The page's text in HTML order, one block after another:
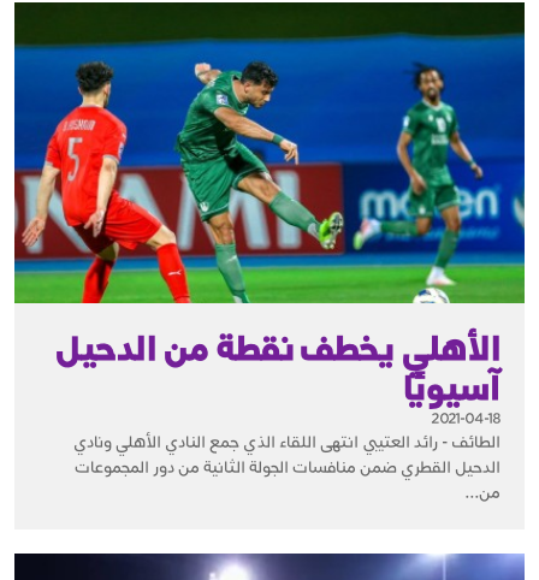
الأهلي يخطف نقطة من الدحيل
آسيويًا
2021-04-18
الطائف - رائد العتيبي انتهى اللقاء الذي جمع النادي الأهلي ونادي
الدحيل القطري ضمن منافسات الجولة الثانية من دور المجموعات
من...